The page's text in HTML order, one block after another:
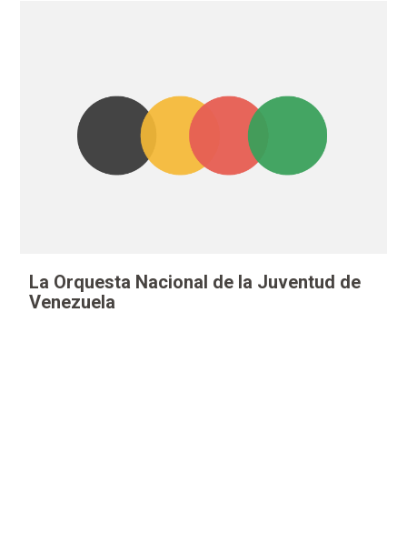
La Orquesta Nacional de la Juventud de
Venezuela